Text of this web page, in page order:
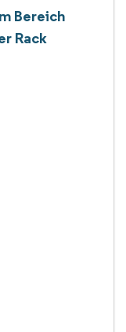
Bereich
Rack